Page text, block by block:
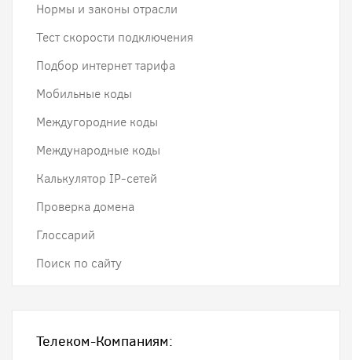
Нормы и законы отрасли
Тест скорости подключения
Подбор интернет тарифа
Мобильные коды
Междугородние коды
Международные коды
Калькулятор IP-сетей
Проверка домена
Глоссарий
Поиск по сайту
Телеком-Компаниям: